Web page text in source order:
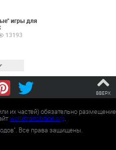
игры для
13193
ВВЕРХ
их частей) обязательно размещение
worldtranslation.org.
Все права защищены.